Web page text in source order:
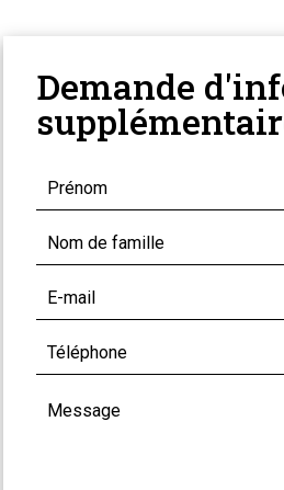
Demande